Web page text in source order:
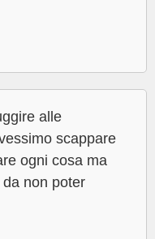
alle
scappare
ogni cosa ma
non poter